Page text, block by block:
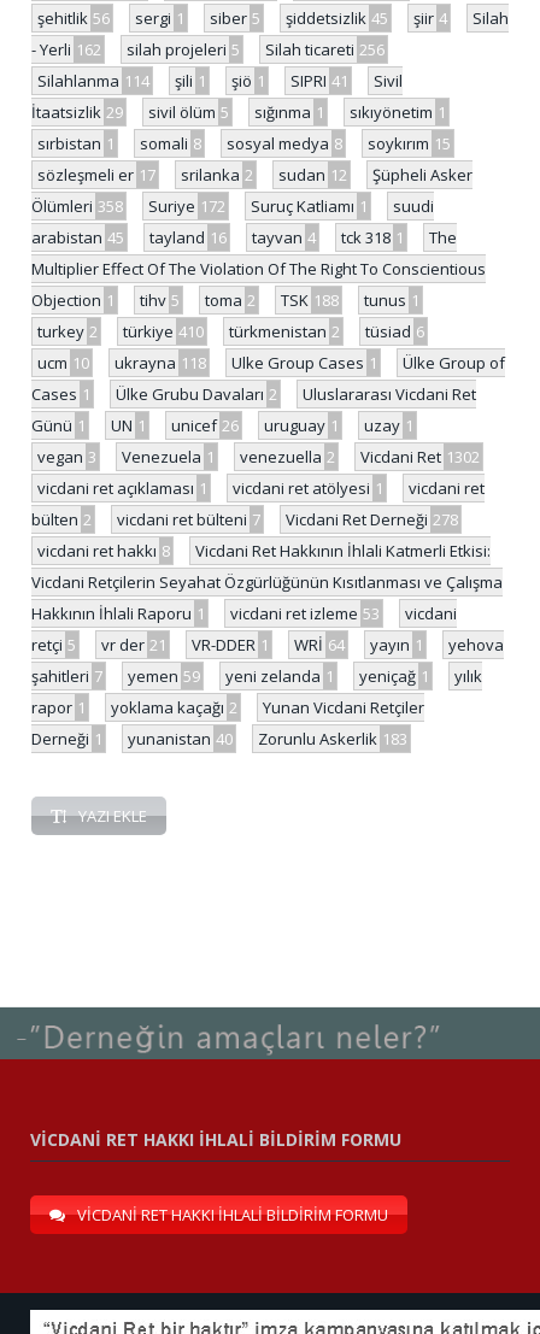
şehitlik 56 sergi 1 siber 5 şiddetsizlik 45 şiir 4
Silah
- Yerli 162 silah projeleri 5 Silah ticareti 256
Silahlanma 114 şili 1 şiö 1 SIPRI 41
Sivil
İtaatsizlik 29 sivil ölüm 5 sığınma 1 sıkıyönetim 1
sırbistan 1 somali 8 sosyal medya 8 soykırım 15
sözleşmeli er 17 srilanka 2 sudan 12
Şüpheli Asker
Ölümleri 358 Suriye 172 Suruç Katliamı 1
suudi
arabistan 45 tayland 16 tayvan 4 tck 318 1
The
Multiplier Effect Of The Violation Of The Right To Conscientious
Objection 1 tihv 5 toma 2 TSK 188 tunus 1
turkey 2 türkiye 410 türkmenistan 2 tüsiad 6
ucm 10 ukrayna 118 Ulke Group Cases 1
Ülke Group of
Cases 1 Ülke Grubu Davaları 2
Uluslararası Vicdani Ret
Günü 1 UN 1 unicef 26 uruguay 1 uzay 1
vegan 3 Venezuela 1 venezuella 2 Vicdani Ret 1302
vicdani ret açıklaması 1 vicdani ret atölyesi 1
vicdani ret
bülten 2 vicdani ret bülteni 7 Vicdani Ret Derneği 278
vicdani ret hakkı 8
Vicdani Ret Hakkının İhlali Katmerli Etkisi:
Vicdani Retçilerin Seyahat Özgürlüğünün Kısıtlanması ve Çalışma
Hakkının İhlali Raporu 1 vicdani ret izleme 53
vicdani
retçi 5 vr der 21 VR-DDER 1 WRİ 64 yayın 1
yehova
şahitleri 7 yemen 59 yeni zelanda 1 yeniçağ 1
yılık
rapor 1 yoklama kaçağı 2
Yunan Vicdani Retçiler
Derneği 1 yunanistan 40 Zorunlu Askerlik 183
YAZI EKLE
VİCDANİ RET HAKKI İHLALİ BİLDİRİM FORMU
VİCDANİ RET HAKKI İHLALİ BİLDİRİM FORMU